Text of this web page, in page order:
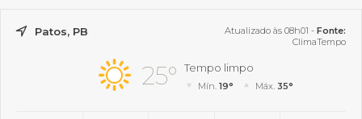
Patos, PB Atualizado às 08h01 - Fonte:
ClimaTempo
25° Tempo limpo
Mín.19° Máx. 35°